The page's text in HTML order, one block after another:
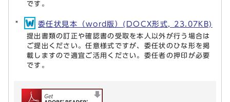
です。
委任状見本（word版）(DOCX形式, 23.07KB)
提出書類の訂正や確認書の受取を本人以外が行う場合は
ご提出ください。任意様式ですが、委任状のひな形を掲
載しますので適宜ご活用ください。委任者の押印が必要
です。